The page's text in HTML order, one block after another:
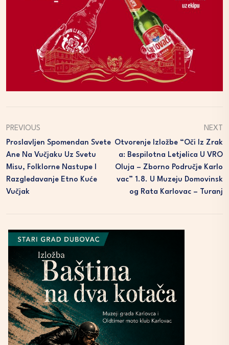
PREVIOUS
Proslavljen Spomendan Svete
Ane Na Vučjaku Uz Svetu
Misu, Folklorne Nastupe I
Razgledavanje Etno Kuće
Vučjak
NEXT
Otvorenje Izložbe “Oči Iz Zrak
A: Bespilotna Letjelica U VRO
Oluja – Zborno Područje Karlo
Vac” 1.8. U Muzeju Domovinsk
Og Rata Karlovac – Turanj